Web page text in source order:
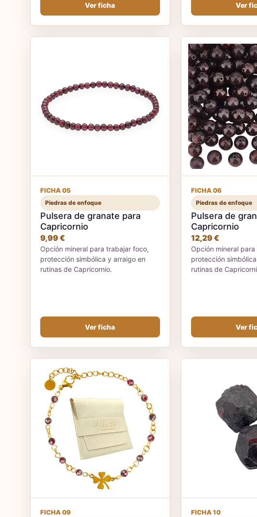
Ver ficha
Ver
FICHA 05
Piedras de enfoque
Pulsera de granate para
Capricornio
9,99 €
Opción mineral para trabajar foco,
protección simbólica y arraigo en
rutinas de Capricornio.
Ver ficha
FICHA 06
Piedras de enfoque
Pulsera de
Capricornio
12,29 €
Opción mineral
protección
rutinas de
Ver
FICHA 09 FICHA 10